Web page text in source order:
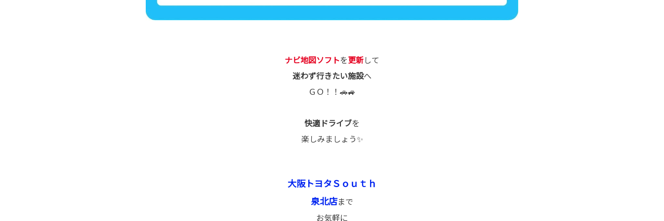
ナビ地図ソフトを更新して
迷わず行きたい施設へ
ＧＯ！！🚗🚙
快適ドライブを
楽しみましょう✨
大阪トヨタＳｏｕｔｈ
泉北店まで
お気軽に